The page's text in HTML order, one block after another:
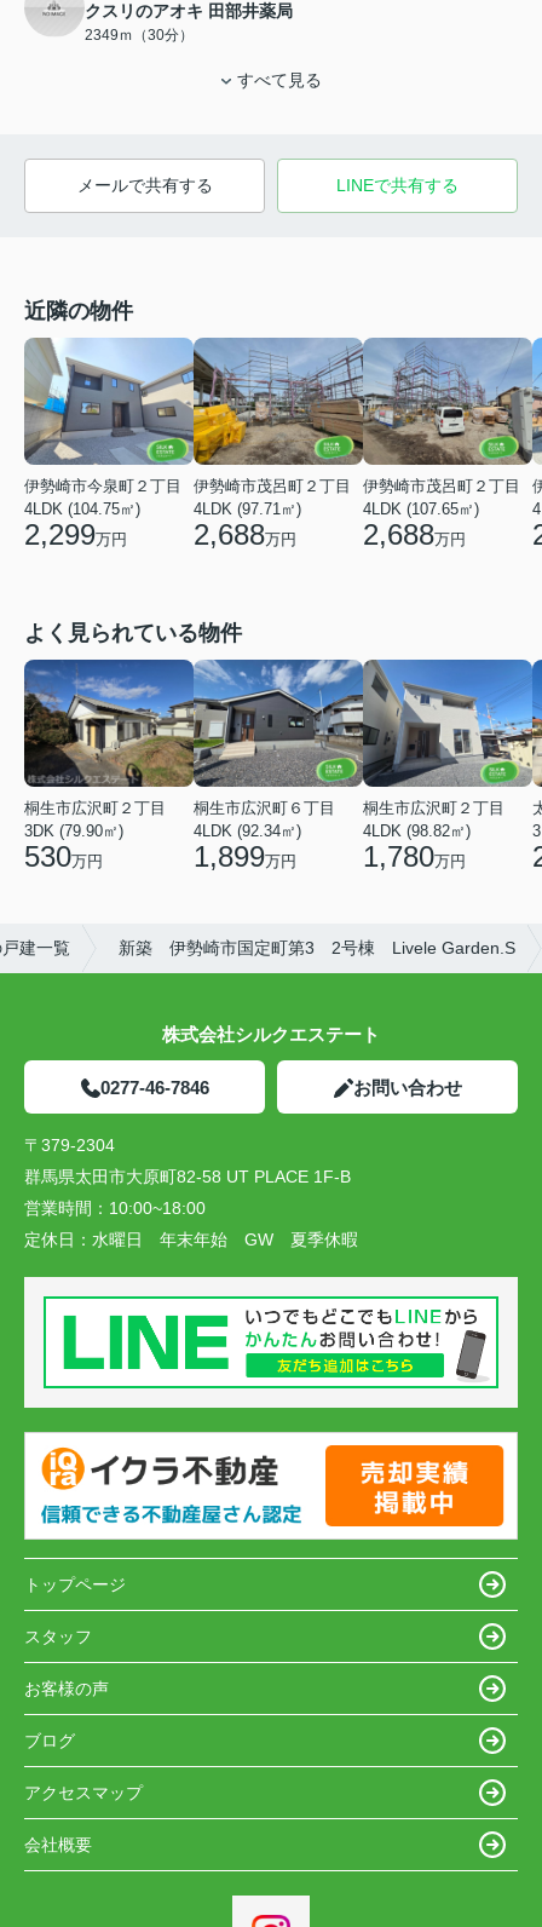
クスリのアオキ 田部井薬局
2349ｍ（30分）
すべて見る
メールで共有する LINEで共有する
近隣の物件
伊勢崎市今泉町２丁目
4LDK (104.75㎡)
2,299万円
伊勢崎市茂呂町２丁目
4LDK (97.71㎡)
2,688万円
伊勢崎市茂呂町２丁目
4LDK (107.65㎡)
2,688万円
よく見られている物件
桐生市広沢町２丁目
3DK (79.90㎡)
530万円
桐生市広沢町６丁目
4LDK (92.34㎡)
1,899万円
桐生市広沢町２丁目
4LDK (98.82㎡)
1,780万円
建一覧 新築 伊勢崎市国定町第3 2号棟 Livele Garden.S
株式会社シルクエステート
0277-46-7846 お問い合わせ
〒379-2304
群馬県太田市大原町82-58 UT PLACE 1F-B
営業時間： 10:00~18:00
定休日： 水曜日 年末年始 GW 夏季休暇
トップページ
スタッフ
お客様の声
ブログ
アクセスマップ
会社概要